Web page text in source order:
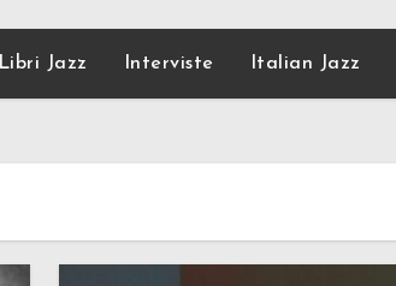
Libri Jazz Interviste Italian Jazz